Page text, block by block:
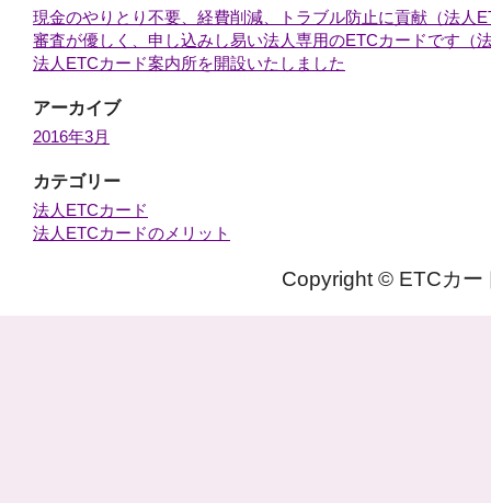
現金のやりとり不要、経費削減、トラブル防止に貢献（法人
審査が優しく、申し込みし易い法人専用のETCカードです（
法人ETCカード案内所を開設いたしました
アーカイブ
2016年3月
カテゴリー
法人ETCカード
法人ETCカードのメリット
Copyright © ETCカー